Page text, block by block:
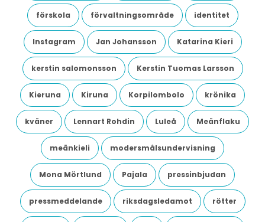
förskola förvaltningsområde identitet
Instagram Jan Johansson Katarina Kieri
kerstin salomonsson Kerstin Tuomas Larsson
Kieruna Kiruna Korpilombolo krönika
kväner Lennart Rohdin Luleå Meänflaku
meänkieli modersmålsundervisning
Mona Mörtlund Pajala pressinbjudan
pressmeddelande riksdagsledamot rötter